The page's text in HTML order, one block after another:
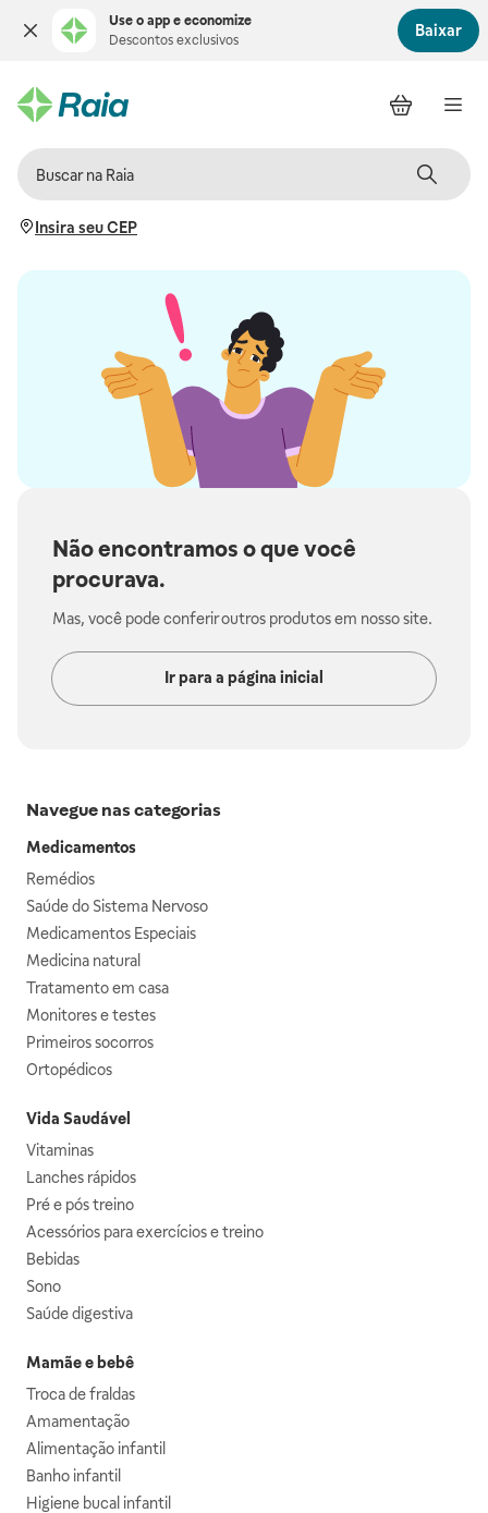
Use o app e economize
Descontos exclusivos
Baixar
Insira seu CEP
Não encontramos o que você
procurava.
Mas, você pode conferir outros produtos em nosso site.
Ir para a página inicial
Navegue nas categorias
Medicamentos
Remédios
Saúde do Sistema Nervoso
Medicamentos Especiais
Medicina natural
Tratamento em casa
Monitores e testes
Primeiros socorros
Ortopédicos
Vida Saudável
Vitaminas
Lanches rápidos
Pré e pós treino
Acessórios para exercícios e treino
Bebidas
Sono
Saúde digestiva
Mamãe e bebê
Troca de fraldas
Amamentação
Alimentação infantil
Banho infantil
Higiene bucal infantil